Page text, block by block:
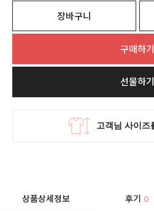
장바구니
구매하기
선물하기
상품상세정보 후기0